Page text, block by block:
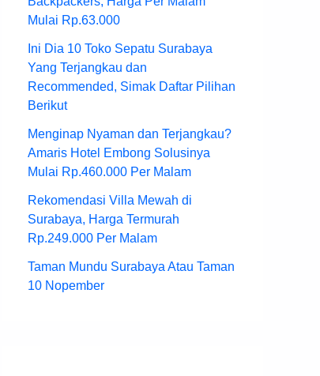
Mulai Rp.63.000
Ini Dia 10 Toko Sepatu Surabaya
Yang Terjangkau dan
Recommended, Simak Daftar Pilihan
Berikut
Menginap Nyaman dan Terjangkau?
Amaris Hotel Embong Solusinya
Mulai Rp.460.000 Per Malam
Rekomendasi Villa Mewah di
Surabaya, Harga Termurah
Rp.249.000 Per Malam
Taman Mundu Surabaya Atau Taman
10 Nopember